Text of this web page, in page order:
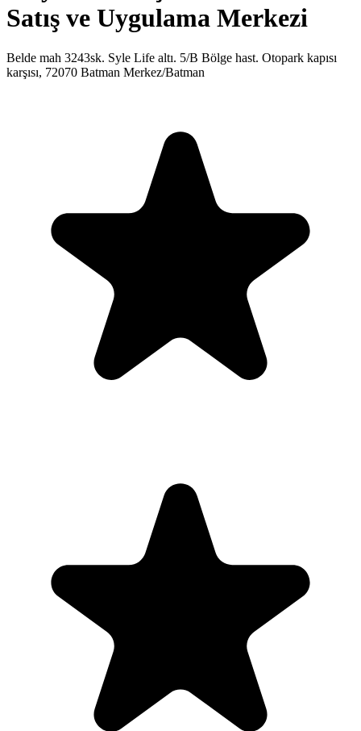
Satış ve Uygulama Merkezi
Belde mah 3243sk. Syle Life altı. 5/B Bölge hast. Otopark kapısı
karşısı, 72070 Batman Merkez/Batman